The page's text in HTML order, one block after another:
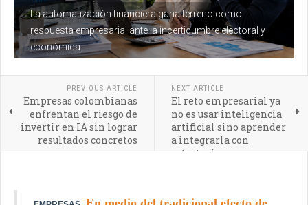
La automatización financiera gana terreno como
respuesta empresarial ante la incertidumbre electoral y
económica
PREVIOUS ARTICLE
Empresas colombianas
enfrentan el riesgo de
invertir en IA sin lograr
resultados concretos
NEXT ARTICLE
El reto empresarial ya
no es usar inteligencia
artificial sino aprender
a integrarla con
estrategia